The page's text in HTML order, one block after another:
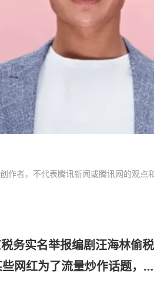
作者，不代表腾讯新闻或腾讯网的观点和
务实名举报编剧汪海林偷税
网红为了流量炒作话题，不